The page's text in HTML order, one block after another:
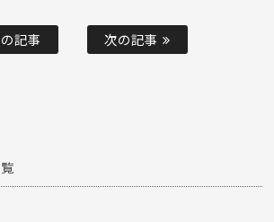
記事 次の記事